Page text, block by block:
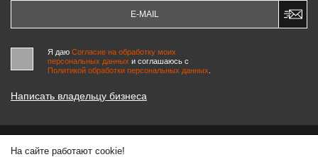
Я даю Согласие на обработку моих
персональных данных и соглашаюсь c
Политикой обработки персональных данных
Написать владельцу бизнеса
© 2000-2026 «МАСТЕРСКИЕ ПИНЧУКА»
На сайте работают cookie!